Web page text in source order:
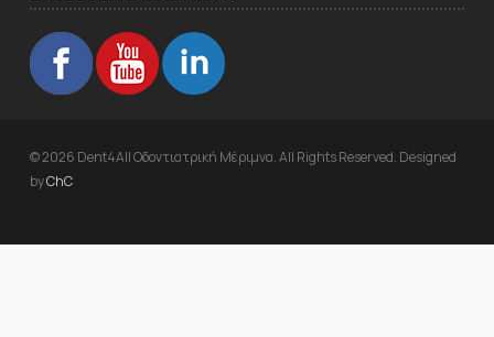
© 2026 Dent4All Οδοντιατρική Μέριμνα. All Rights Reserved. Designed
byChC